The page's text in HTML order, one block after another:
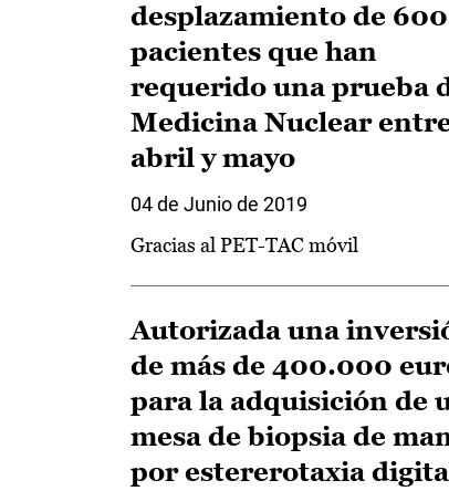
desplazamiento de 600
pacientes que han
requerido una prueba
Medicina Nuclear
abril y mayo
04 de Junio de 2019
Gracias al PET-TAC móvil
Autorizada una
de más de 400.000
para la adquisición de
mesa de biopsia de
por estererotaxia